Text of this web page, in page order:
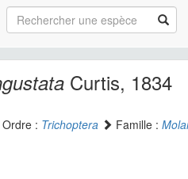
Curtis, 1834
Ordre : Trichoptera Famille :